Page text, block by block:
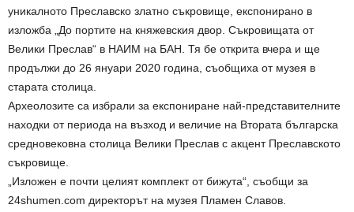
уникалното Преславско златно съкровище, експонирано в
изложба „До портите на княжевския двор. Съкровищата от
Велики Преслав“ в НАИМ на БАН. Тя бе открита вчера и ще
продължи до 26 януари 2020 година, съобщиха от музея в
старата столица.
Археолозите са избрали за експониране най-представителните
находки от периода на възход и величие на Втората българска
средновековна столица Велики Преслав с акцент Преславското
съкровище.
„Изложен е почти целият комплект от бижута“, съобщи за
24shumen.com директорът на музея Пламен Славов.